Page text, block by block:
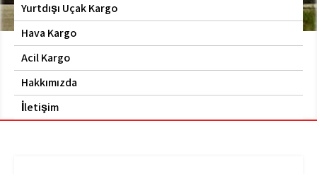
Yurtdışı Uçak Kargo
Hava Kargo
Acil Kargo
Hakkımızda
İletişim